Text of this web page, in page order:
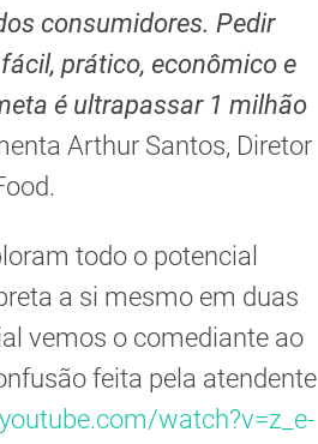
consumidores. Pedir
prático, econômico e
é ultrapassar 1 milhão
Arthur Santos, Diretor
todo o potencial
a si mesmo em duas
vemos o comediante ao
feita pela atendente
watch?v=z_e-